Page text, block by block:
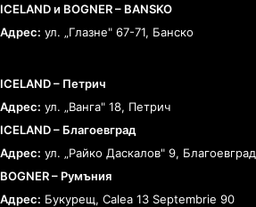
ICELAND и BOGNER – BANSKO
Адрес: ул. „Глазне" 67-71, Банско
ICELAND – Петрич
Адрес: ул. „Ванга" 18, Петрич
ICELAND – Благоевград
Адрес: ул. „Райко Даскалов" 9, Благоевград
BOGNER – Румъния
Адрес: Букурещ, Calea 13 Septembrie 90